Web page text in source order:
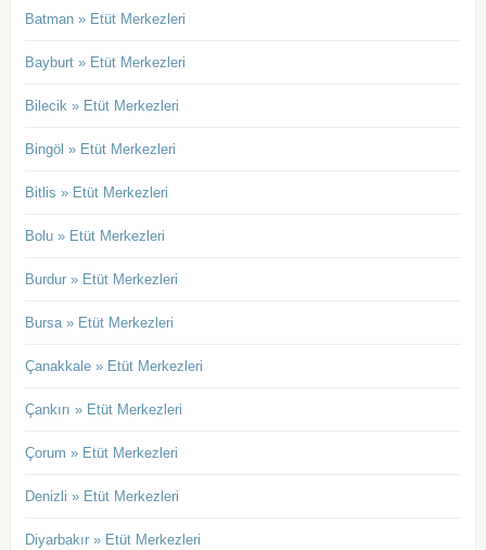
Batman » Etüt Merkezleri
Bayburt » Etüt Merkezleri
Bilecik » Etüt Merkezleri
Bingöl » Etüt Merkezleri
Bitlis » Etüt Merkezleri
Bolu » Etüt Merkezleri
Burdur » Etüt Merkezleri
Bursa » Etüt Merkezleri
Çanakkale » Etüt Merkezleri
Çankırı » Etüt Merkezleri
Çorum » Etüt Merkezleri
Denizli » Etüt Merkezleri
Diyarbakır » Etüt Merkezleri